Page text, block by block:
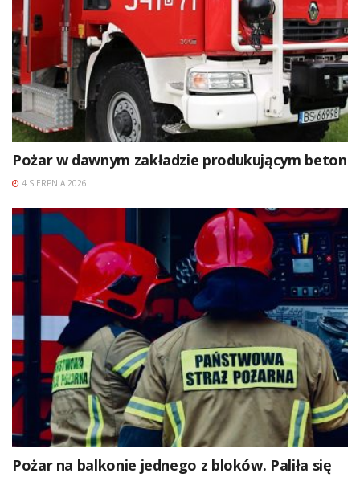
Pożar w dawnym zakładzie produkującym beton
4 SIERPNIA 2026
Pożar na balkonie jednego z bloków. Paliła się